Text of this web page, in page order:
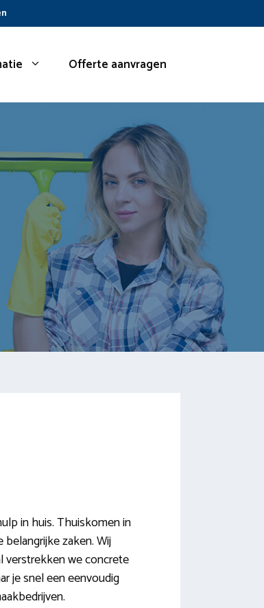
Offerte aanvragen
in huis. Thuiskomen in
zaken. Wij
verstrekken we concrete
je snel een eenvoudig